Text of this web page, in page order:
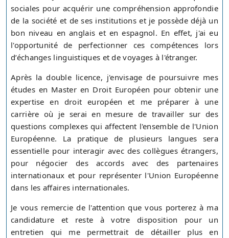
sociales pour acquérir une compréhension approfondie
de la société et de ses institutions et je possède déjà un
bon niveau en anglais et en espagnol. En effet, j'ai eu
l'opportunité de perfectionner ces compétences lors
d’échanges linguistiques et de voyages à l'étranger.
Après la double licence, j'envisage de poursuivre mes
études en Master en Droit Européen pour obtenir une
expertise en droit européen et me préparer à une
carrière où je serai en mesure de travailler sur des
questions complexes qui affectent l'ensemble de l'Union
Européenne. La pratique de plusieurs langues sera
essentielle pour interagir avec des collègues étrangers,
pour négocier des accords avec des partenaires
internationaux et pour représenter l'Union Européenne
dans les affaires internationales.
Je vous remercie de l'attention que vous porterez à ma
candidature et reste à votre disposition pour un
entretien qui me permettrait de détailler plus en